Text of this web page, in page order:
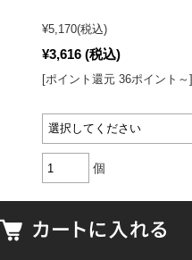
¥5,170(税込)
¥3,616 (税込)
[ポイント還元 36ポイント～]
個